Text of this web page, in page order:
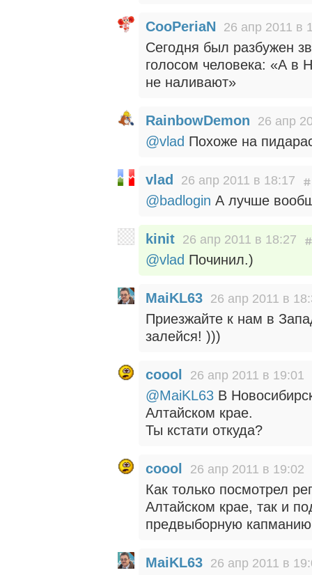
CooPeriaN 26 апр 2011 в
Сегодня был разбужен
голосом человека: «А в
не наливают»
RainbowDemon 26 апр
@vlad Похоже на
vlad 26 апр 2011 в 18:17
@badlogin А лучше
kinit 26 апр 2011 в 18:27
@vlad Починил.)
MaiKL63 26 апр 2011 в
Приезжайте к нам в
залейся! )))
coool 26 апр 2011 в 19:01
@MaiKL63 В
Алтайском крае.
Ты кстати откуда?
coool 26 апр 2011 в 19:02
Как только посмотрел
Алтайском крае, так и
предвыборную
MaiKL63 26 апр 2011 в